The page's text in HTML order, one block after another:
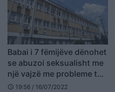
Babai i 7 fëmijëve dënohet
se abuzoi seksualisht me
një vajzë me probleme të
shëndetit mendor
schedule 19:56 / 16/07/2022